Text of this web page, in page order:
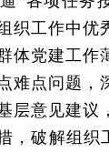
织工作中优
体党建工作
难点问题，
层意见建议
，破解组织